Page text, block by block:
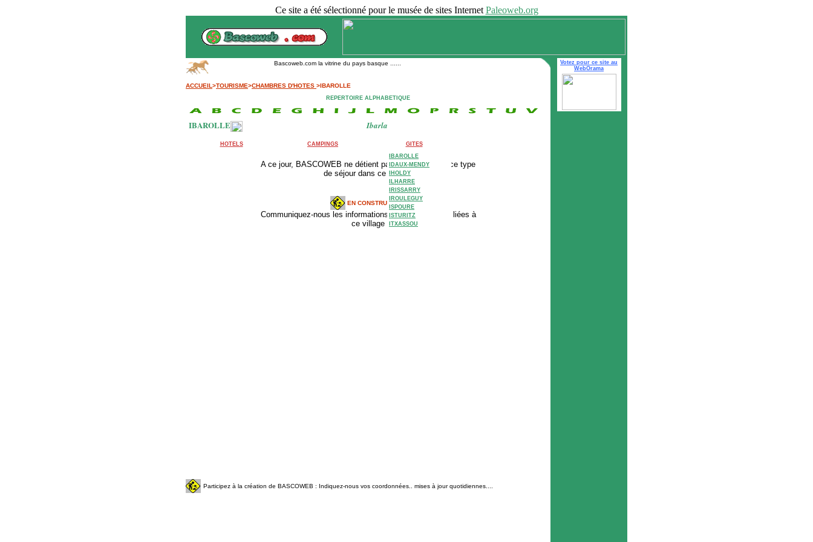
Ce site a été sélectionné pour le musée de sites Internet Paleoweb.org
IBAROLLE
IDAUX-MENDY
IHOLDY
ILHARRE
IRISSARRY
IROULEGUY
ISPOURE
ISTURITZ
ITXASSOU
Bascoweb.com la vitrine du pays basque ......
ACCUEIL>TOURISME>CHAMBRES D'HOTES >IBAROLLE
REPERTOIRE ALPHABETIQUE
IBAROLLE Ibarla
HOTELS CAMPINGS GITES
A ce jour, BASCOWEB ne détient pas d'adresse pour ce type
de séjour dans ce village.
EN CONSTRUCTION
Communiquez-nous les informations complémentaires liées à
ce village
Votez pour ce site au
WebOrama
Participez à la création de BASCOWEB : Indiquez-nous vos coordonnées.. mises à jour quotidiennes....